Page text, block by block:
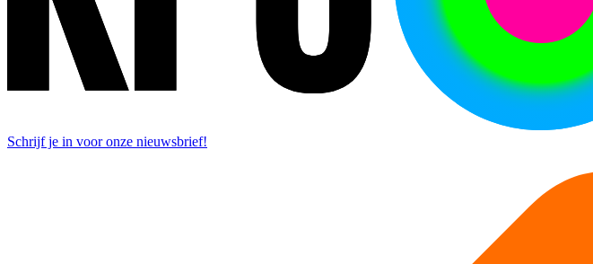
Schrijf je in voor onze nieuwsbrief!